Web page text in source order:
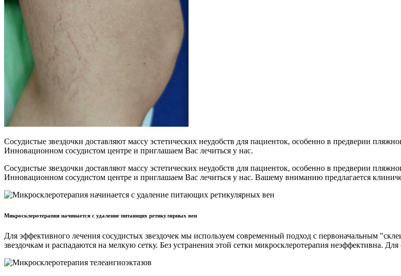
Сосудистые звездочки доставляют массу эстетических неудобств для пациенток, особенно в предверии
Инновационном сосудистом центре и приглашаем Вас лечиться у нас.
Сосудистые звездочки доставляют массу эстетических неудобств для пациенток, особенно в предверии
Инновационном сосудистом центре и приглашаем Вас лечиться у нас. Вашему вниманию предлагается
Микросклеротерапия начинается с удаление питающих ретикулярных вен
Для эффективного лечения сосудистых звездочек мы используем современный подход с первоначальным
звездочкам и распадаются на мелкую сетку. Без устранения этой сетки микросклеротерапия неэффективна. Для